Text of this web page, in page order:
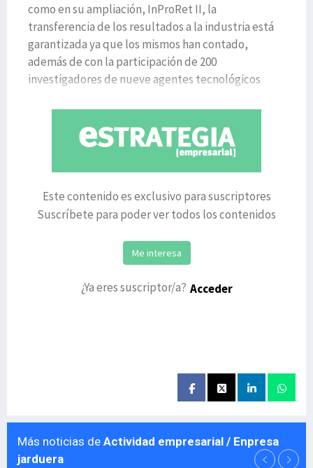
como en su ampliación, InProRet II, la
transferencia de los resultados a la industria está
garantizada ya que los mismos han contado,
además de con la participación de 200
investigadores de nueve agentes tecnológicos
Este contenido es exclusivo para suscriptores
Suscríbete para poder ver todos los contenidos
Me interesa
¿Ya eres suscriptor/a? Acceder
Más noticias de Actividad empresarial / Enpresa
jarduera